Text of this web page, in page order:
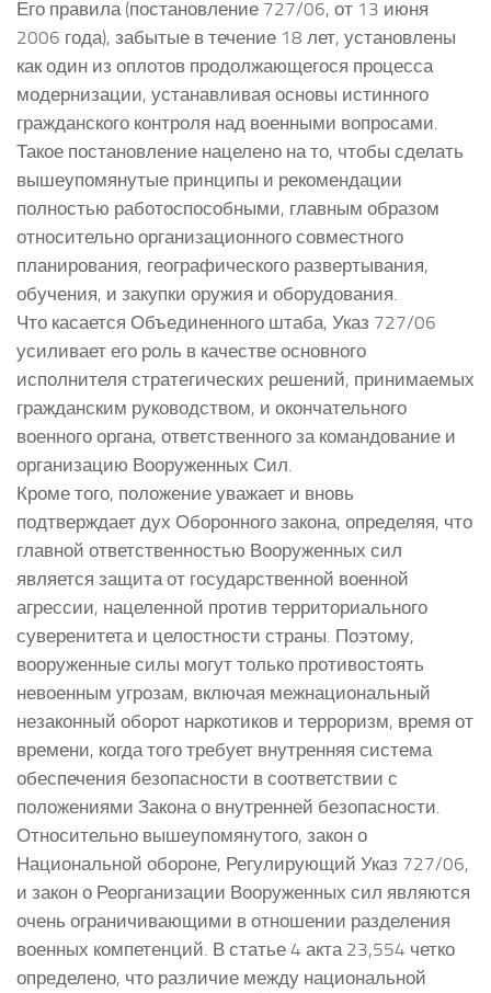
Его правила (постановление 727/06, от 13 июня
2006 года), забытые в течение 18 лет, установлены
как один из оплотов продолжающегося процесса
модернизации, устанавливая основы истинного
гражданского контроля над военными вопросами.
Такое постановление нацелено на то, чтобы сделать
вышеупомянутые принципы и рекомендации
полностью работоспособными, главным образом
относительно организационного совместного
планирования, географического развертывания,
обучения, и закупки оружия и оборудования.
Что касается Объединенного штаба, Указ 727/06
усиливает его роль в качестве основного
исполнителя стратегических решений, принимаемых
гражданским руководством, и окончательного
военного органа, ответственного за командование и
организацию Вооруженных Сил.
Кроме того, положение уважает и вновь
подтверждает дух Оборонного закона, определяя, что
главной ответственностью Вооруженных сил
является защита от государственной военной
агрессии, нацеленной против территориального
суверенитета и целостности страны. Поэтому,
вооруженные силы могут только противостоять
невоенным угрозам, включая межнациональный
незаконный оборот наркотиков и терроризм, время от
времени, когда того требует внутренняя система
обеспечения безопасности в соответствии с
положениями Закона о внутренней безопасности.
Относительно вышеупомянутого, закон о
Национальной обороне, Регулирующий Указ 727/06,
и закон о Реорганизации Вооруженных сил являются
очень ограничивающими в отношении разделения
военных компетенций. В статье 4 акта 23,554 четко
определено, что различие между национальной